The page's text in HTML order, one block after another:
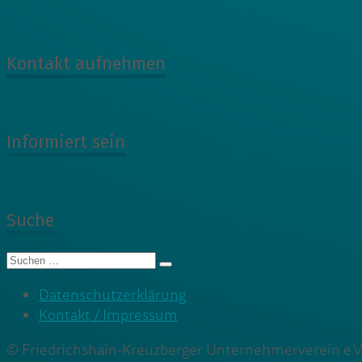
Kontakt aufnehmen
Informiert sein
Suche
Suche
Datenschutzerklärung
Kontakt / Impressum
© Friedrichshain-Kreuzberger Unternehmerverein